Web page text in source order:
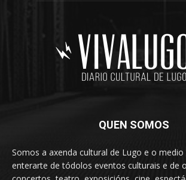
QUEN SOMOS
Somos a axenda cultural de Lugo e o medio
enterarte de tódolos eventos culturais e de